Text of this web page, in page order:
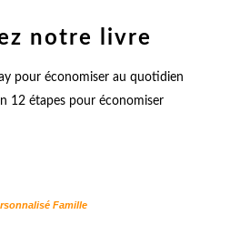
notre livre
12 étapes pour économiser
Famille